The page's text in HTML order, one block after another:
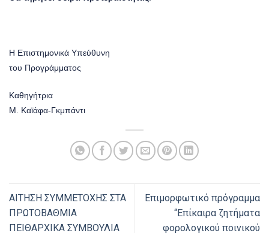
Η Επιστημονικά Υπεύθυνη
του Προγράμματος
Καθηγήτρια
Μ. Καϊάφα-Γκμπάντι
ΑΙΤΗΣΗ ΣΥΜΜΕΤΟΧΗΣ ΣΤΑ
ΠΡΩΤΟΒΑΘΜΙΑ
ΠΕΙΘΑΡΧΙΚΑ ΣΥΜΒΟΥΛΙΑ
Επιμορφωτικό πρόγραμμα
“Επίκαιρα ζητήματα
φορολογικού ποινικού